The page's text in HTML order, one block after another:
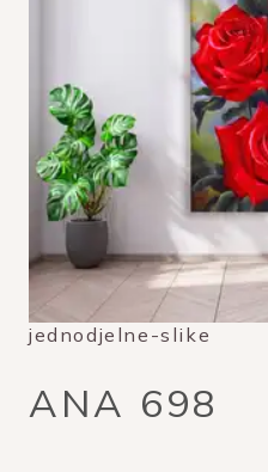
jednodjelne-slike
ANA 698